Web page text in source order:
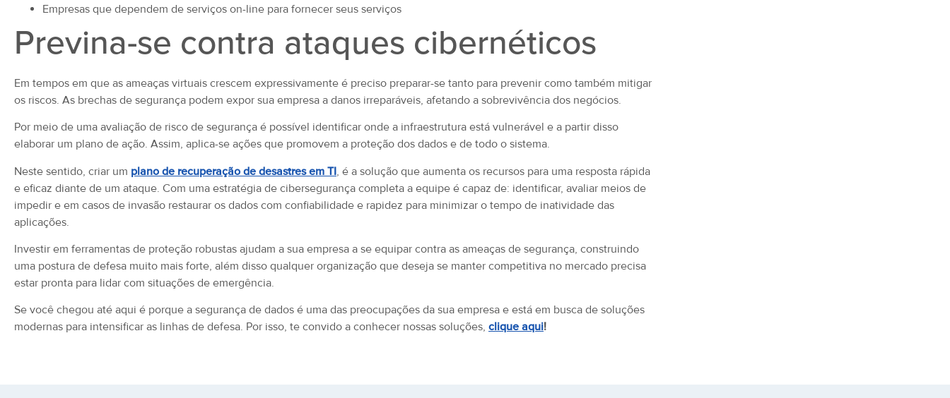
Empresas que dependem de serviços on-line para fornecer seus serviços
Previna-se contra ataques cibernéticos
Em tempos em que as ameaças virtuais crescem expressivamente é preciso preparar-se tanto para prevenir como também mitigar
os riscos. As brechas de segurança podem expor sua empresa a danos irreparáveis, afetando a sobrevivência dos negócios.
Por meio de uma avaliação de risco de segurança é possível identificar onde a infraestrutura está vulnerável e a partir disso
elaborar um plano de ação. Assim, aplica-se ações que promovem a proteção dos dados e de todo o sistema.
Neste sentido, criar um plano de recuperação de desastres em TI, é a solução que aumenta os recursos para uma resposta rápida
e eficaz diante de um ataque. Com uma estratégia de cibersegurança completa a equipe é capaz de: identificar, avaliar meios de
impedir e em casos de invasão restaurar os dados com confiabilidade e rapidez para minimizar o tempo de inatividade das
aplicações.
Investir em ferramentas de proteção robustas ajudam a sua empresa a se equipar contra as ameaças de segurança, construindo
uma postura de defesa muito mais forte, além disso qualquer organização que deseja se manter competitiva no mercado precisa
estar pronta para lidar com situações de emergência.
Se você chegou até aqui é porque a segurança de dados é uma das preocupações da sua empresa e está em busca de soluções
modernas para intensificar as linhas de defesa. Por isso, te convido a conhecer nossas soluções, clique aqui!